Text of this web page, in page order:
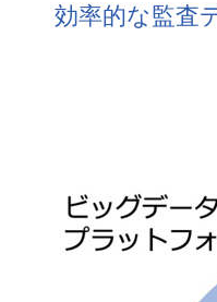
効率的な監査